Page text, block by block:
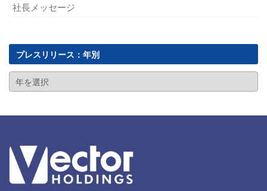
社長メッセージ
プレスリリース：年別